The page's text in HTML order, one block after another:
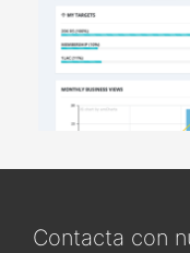
Contacta con